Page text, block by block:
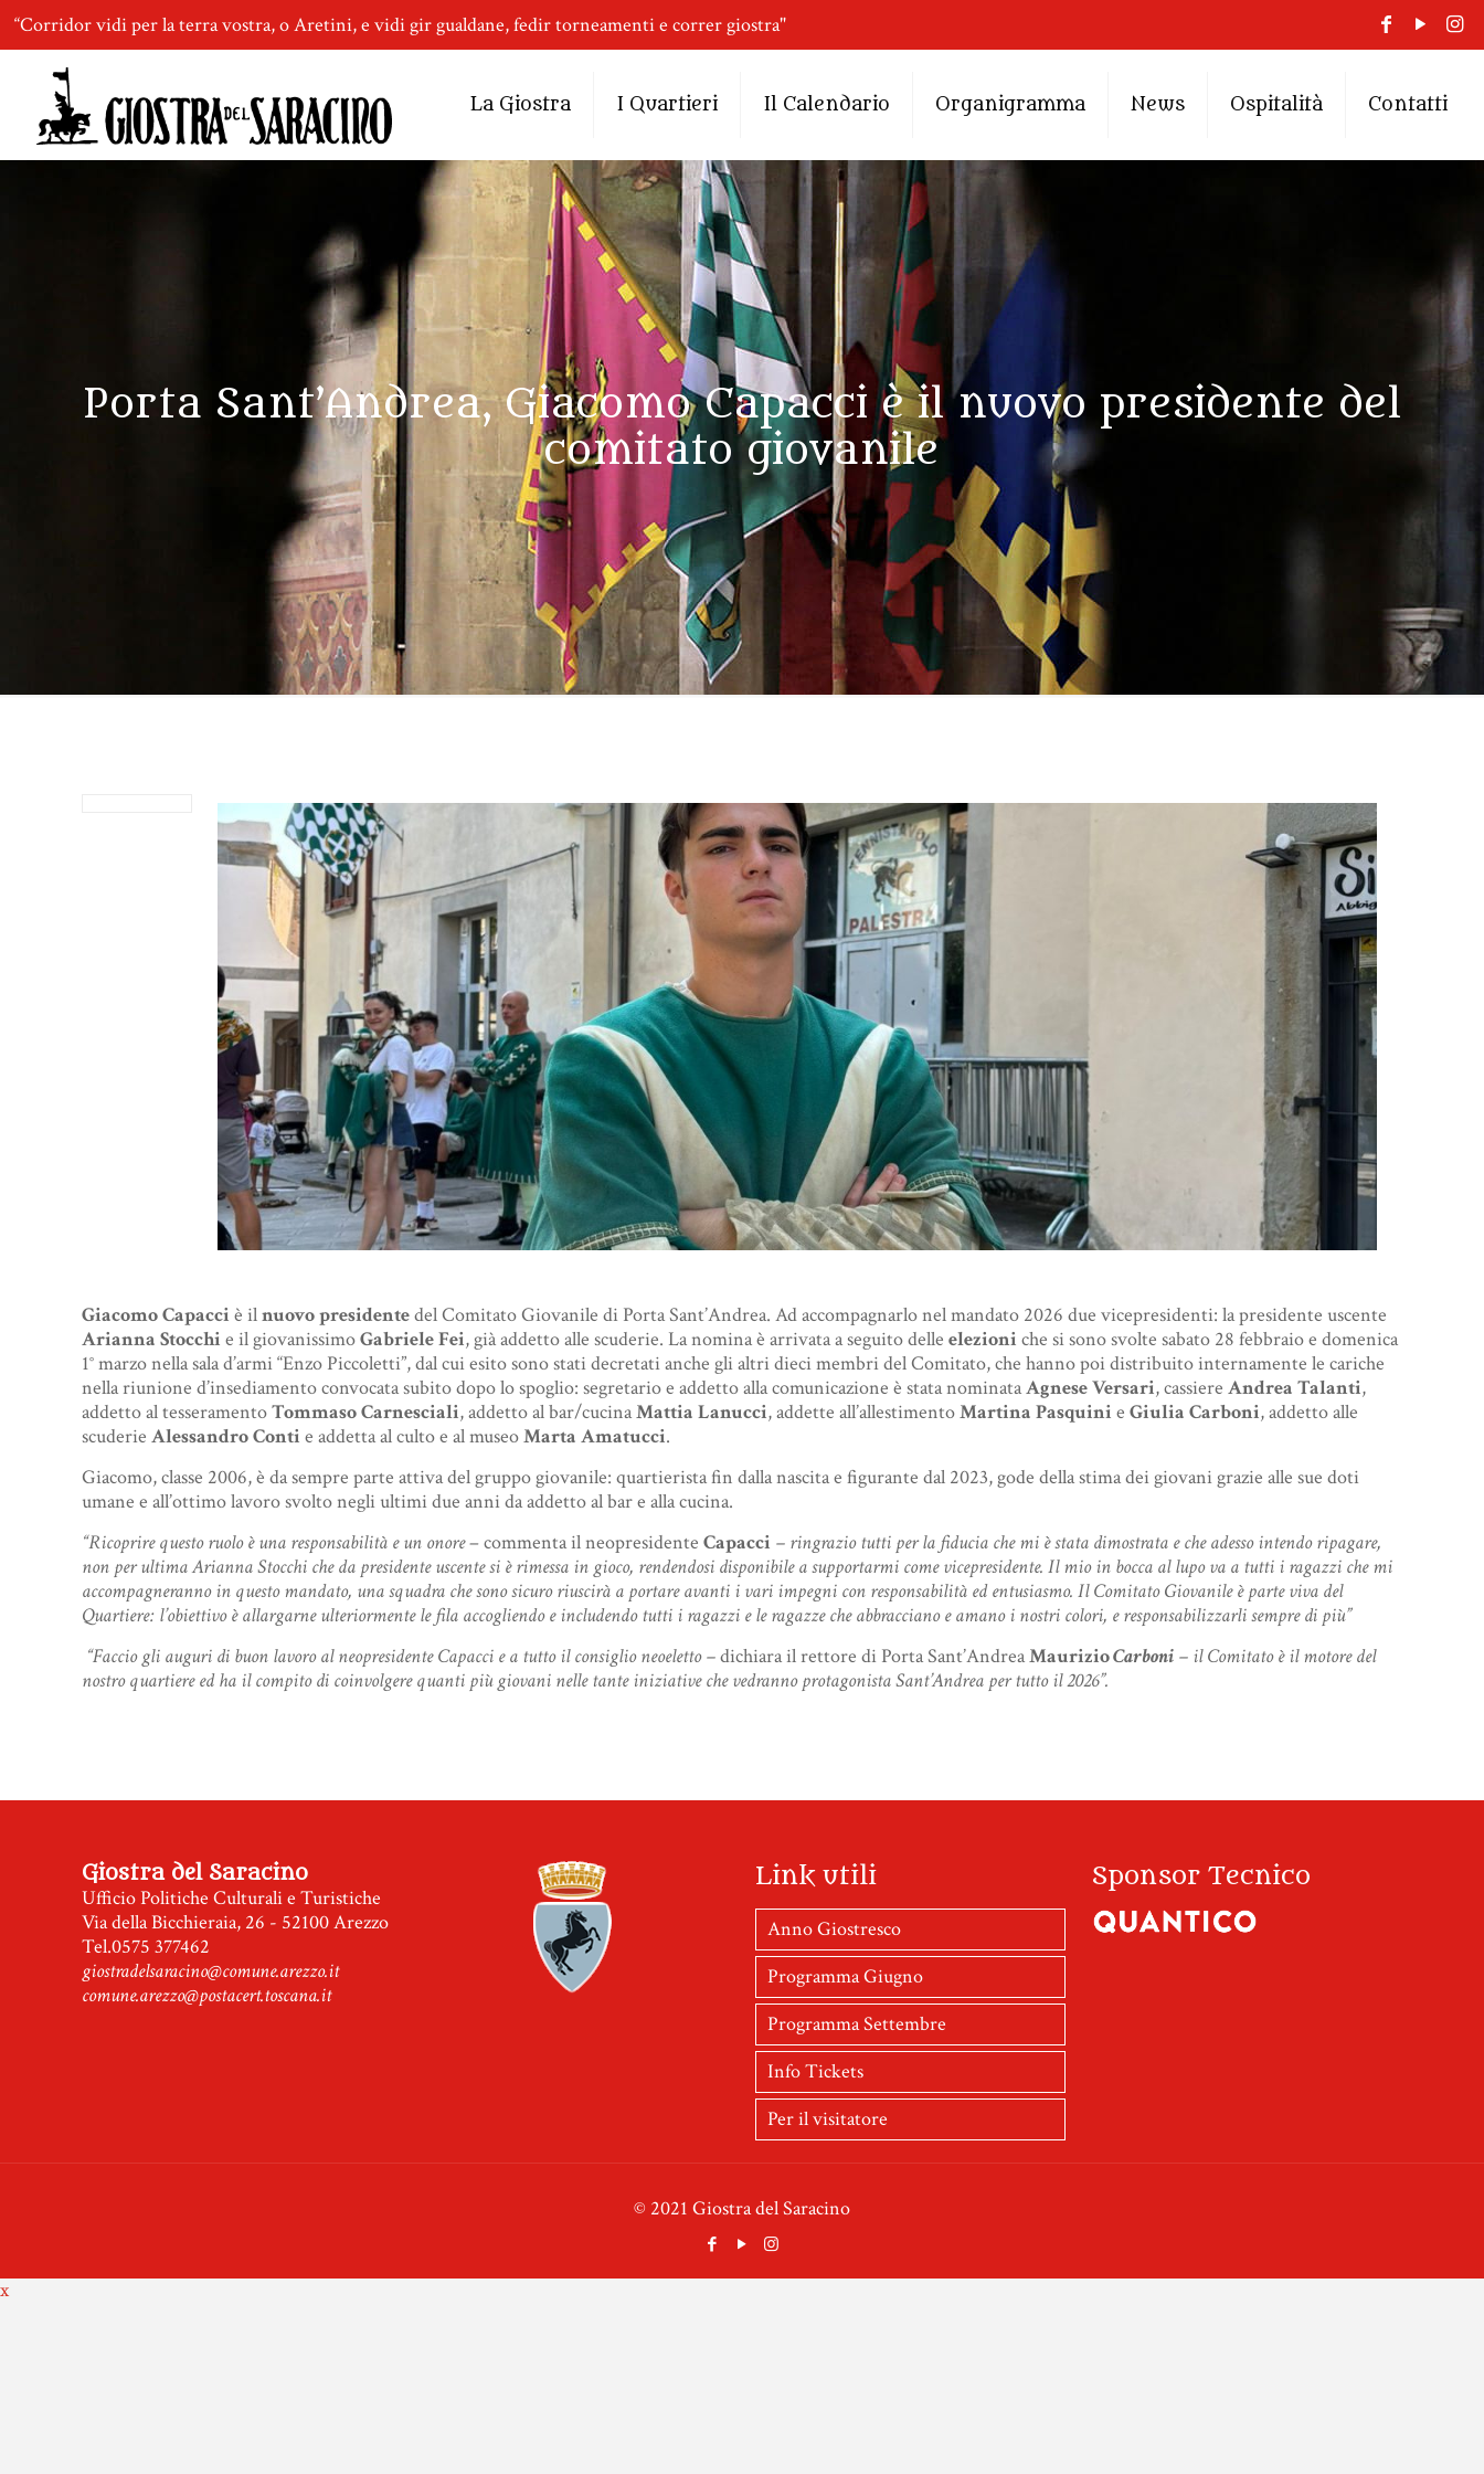
“Corridor vidi per la terra vostra, o Aretini, e vidi gir gualdane, fedir torneamenti e correr giostra"
La Giostra I Quartieri Il Calendario Organigramma News Ospitalità Contatti
Porta Sant’Andrea, Giacomo Capacci è il nuovo presidente del
comitato giovanile
Giacomo Capacciè ilnuovo presidentedel Comitato Giovanile di Porta Sant’Andrea. Ad accompagnarlo nel mandato 2026 due vicepresidenti: la presidente uscente
Arianna Stocchi e il giovanissimoGabriele Fei, già addetto alle scuderie. La nomina è arrivata a seguito delleelezioni che si sono svolte sabato 28 febbraio e domenica
1° marzo nella sala d’armi “Enzo Piccoletti”, dal cui esito sono stati decretati anche gli altri dieci membri del Comitato, che hanno poi distribuito internamente le cariche
nella riunione d’insediamento convocata subito dopo lo spoglio: segretario e addetto alla comunicazione è stata nominataAgnese Versari, cassiereAndrea Talanti,
addetto al tesseramentoTommaso Carnesciali, addetto al bar/cucinaMattia Lanucci, addette all’allestimentoMartina Pasquinie Giulia Carboni, addetto alle
scuderieAlessandro Conti e addetta al culto e al museoMarta Amatucci.
Giacomo, classe 2006, è da sempre parte attiva del gruppo giovanile: quartierista fin dalla nascita e figurante dal 2023, gode della stima dei giovani grazie alle sue doti
umane e all’ottimo lavoro svolto negli ultimi due anni da addetto al bar e alla cucina.
“Ricoprire questo ruolo è una responsabilità e un onore– commenta il neopresidenteCapacci – ringrazio tutti per la fiducia che mi è stata dimostrata e che adesso intendo ripagare,
non per ultima Arianna Stocchi che da presidente uscente si è rimessa in gioco, rendendosi disponibile a supportarmi come vicepresidente. Il mio in bocca al lupo va a tutti i ragazzi che mi
accompagneranno in questo mandato, una squadra che sono sicuro riuscirà a portare avanti i vari impegni con responsabilità ed entusiasmo. Il Comitato Giovanile è parte viva del
Quartiere: l’obiettivo è allargarne ulteriormente le fila accogliendo e includendo tutti i ragazzi e le ragazze che abbracciano e amano i nostri colori, e responsabilizzarli sempre di più”
“Faccio gli auguri di buon lavoro al neopresidente Capacci e a tutto il consiglio neoeletto –dichiara il rettore di Porta Sant’AndreaMaurizioCarboni – il Comitato è il motore del
nostro quartiere ed ha il compito di coinvolgere quanti più giovani nelle tante iniziative che vedranno protagonista Sant’Andrea per tutto il 2026”.
Giostra del Saracino
Ufficio Politiche Culturali e Turistiche
Via della Bicchieraia, 26 - 52100 Arezzo
Tel.0575 377462
giostradelsaracino@comune.arezzo.it
comune.arezzo@postacert.toscana.it
Link utili
Anno Giostresco
Programma Giugno
Programma Settembre
Info Tickets
Per il visitatore
Sponsor Tecnico
© 2021 Giostra del Saracino
x